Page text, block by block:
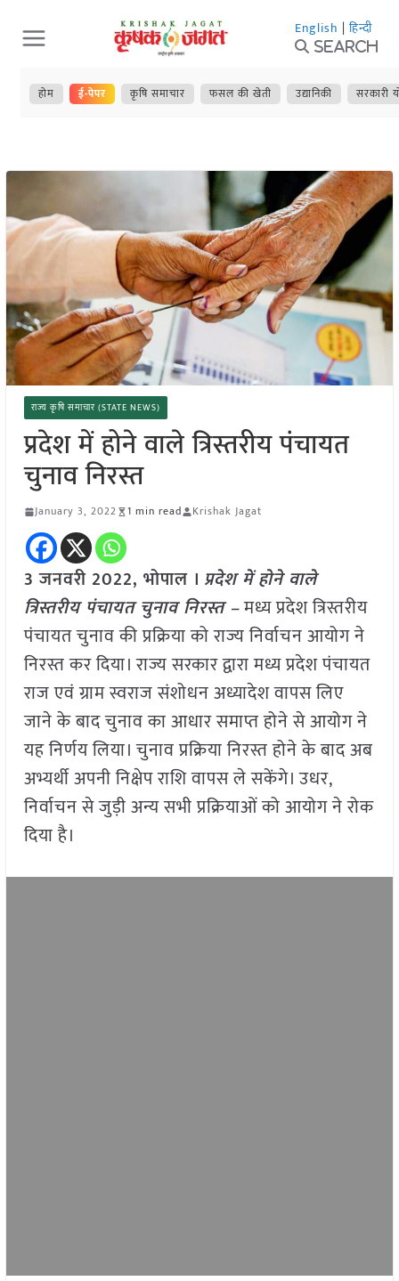
Skip
to
content
English | हिन्दी
Search
होम ई-पेपर कृषि समाचार फसल की खेती उद्यानिकी सरकारी
राज्य कृषि समाचार (STATE NEWS)
प्रदेश में होने वाले त्रिस्तरीय पंचायत
चुनाव निरस्त
January 3, 2022 1 min read Krishak Jagat
3 जनवरी 2022, भोपाल । प्रदेश में होने वाले
त्रिस्तरीय पंचायत चुनाव निरस्त –मध्य प्रदेश त्रिस्तरीय
पंचायत चुनाव की प्रक्रिया को राज्य निर्वाचन आयोग ने
निरस्त कर दिया। राज्य सरकार द्वारा मध्य प्रदेश पंचायत
राज एवं ग्राम स्वराज संशोधन अध्यादेश वापस लिए
जाने के बाद चुनाव का आधार समाप्त होने से आयोग ने
यह निर्णय लिया। चुनाव प्रक्रिया निरस्त होने के बाद अब
अभ्यर्थी अपनी निक्षेप राशि वापस ले सकेंगे। उधर,
निर्वाचन से जुड़ी अन्य सभी प्रक्रियाओं को आयोग ने रोक
दिया है।